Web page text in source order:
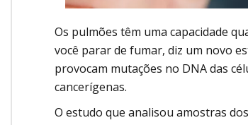
Os pulmões têm uma capacidade
você parar de fumar, diz um novo
provocam mutações no DNA das
cancerígenas.
O estudo que analisou amostras